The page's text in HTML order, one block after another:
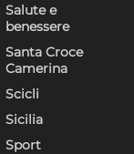
Salute e
benessere
Santa Croce
Camerina
Scicli
Sicilia
Sport